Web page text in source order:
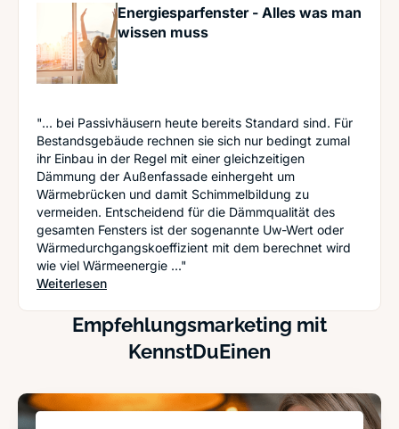
Energiesparfenster - Alles was man
wissen muss
"... bei Passivhäusern heute bereits Standard sind. Für
Bestandsgebäude rechnen sie sich nur bedingt zumal
ihr Einbau in der Regel mit einer gleichzeitigen
Dämmung der Außenfassade einhergeht um
Wärmebrücken und damit Schimmelbildung zu
vermeiden. Entscheidend für die Dämmqualität des
gesamten Fensters ist der sogenannte Uw-Wert oder
Wärmedurchgangskoeffizient mit dem berechnet wird
wie viel Wärmeenergie ..."
Weiterlesen: Energiesparfenster - Alles was man wissen
Empfehlungsmarketing mit
KennstDuEinen